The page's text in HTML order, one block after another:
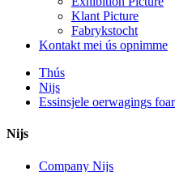
Klant Picture
Fabrykstocht
Kontakt mei ús opnimme
Thús
Nijs
Essinsjele oerwagings
Nijs
Company Nijs